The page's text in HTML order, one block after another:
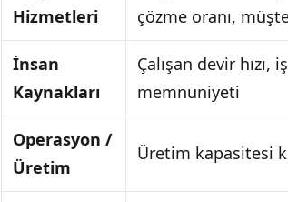
Hizmetleri
çözme oranı,
İnsan
Kaynakları
Çalışan devir
memnuniyeti
Operasyon /
Üretim
Üretim kapasitesi